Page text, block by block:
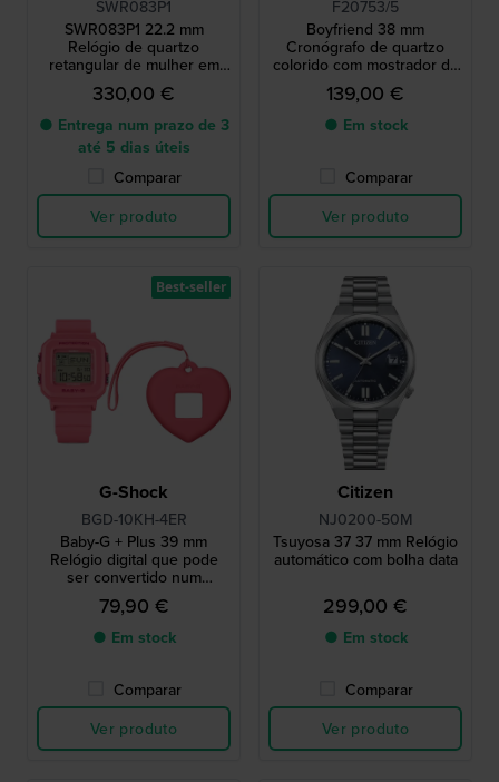
SWR083P1
SWR083P1 22.2 mm
Relógio de quartzo
retangular de mulher em
aço
330,00 €
● Entrega num prazo de 3
até 5 dias úteis
Comparar
Ver produto
F20753/5
Boyfriend 38 mm
Cronógrafo de quartzo
colorido com mostrador de
24 horas
139,00 €
● Em stock
Comparar
Ver produto
G-Shock
BGD-10KH-4ER
Baby-G + Plus 39 mm
Relógio digital que pode
ser convertido num
berloque
79,90 €
● Em stock
Comparar
Ver produto
Best-seller
Citizen
NJ0200-50M
Tsuyosa 37 37 mm Relógio
automático com bolha data
299,00 €
● Em stock
Comparar
Ver produto